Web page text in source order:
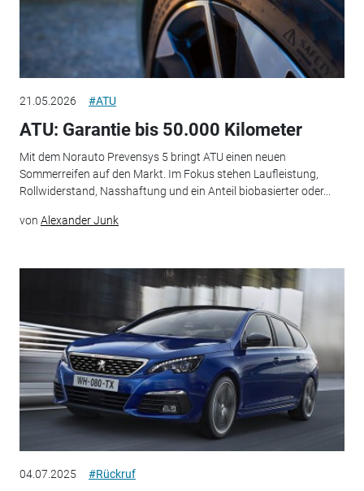
21.05.2026 #ATU
ATU: Garantie bis 50.000 Kilometer
Mit dem Norauto Prevensys 5 bringt ATU einen neuen
Sommerreifen auf den Markt. Im Fokus stehen Laufleistung,
Rollwiderstand, Nasshaftung und ein Anteil biobasierter oder...
von Alexander Junk
04.07.2025 #Rückruf